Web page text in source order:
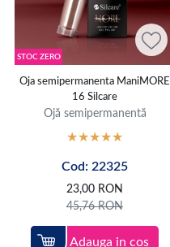
STOC ZERO
Oja semipermanenta ManiMORE
16 Silcare
Ojă semipermanentă
Cod: 22325
23,00 RON
45,76RON
Adauga in cos